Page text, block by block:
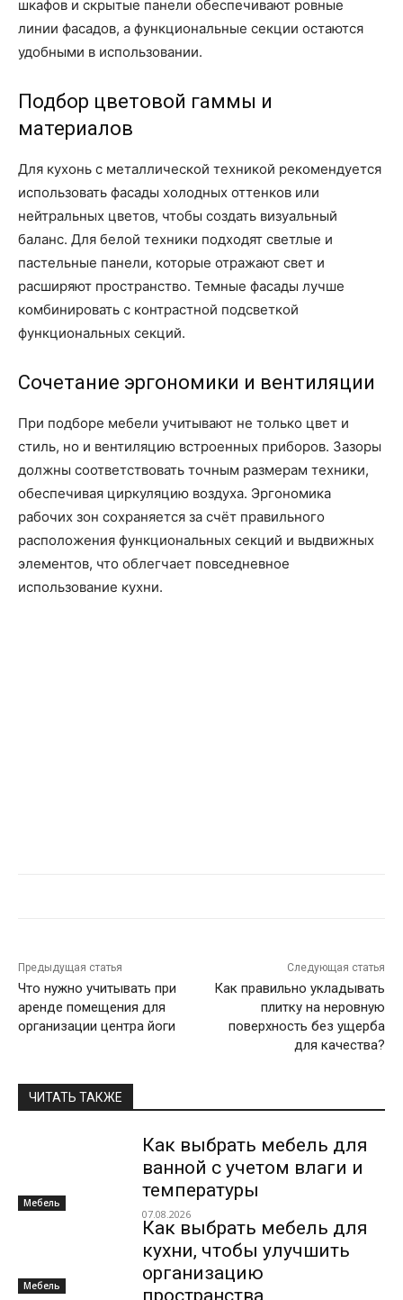
шкафов и скрытые панели обеспечивают ровные
линии фасадов, а функциональные секции остаются
удобными в использовании.
Подбор цветовой гаммы и
материалов
Для кухонь с металлической техникой рекомендуется
использовать фасады холодных оттенков или
нейтральных цветов, чтобы создать визуальный
баланс. Для белой техники подходят светлые и
пастельные панели, которые отражают свет и
расширяют пространство. Темные фасады лучше
комбинировать с контрастной подсветкой
функциональных секций.
Сочетание эргономики и вентиляции
При подборе мебели учитывают не только цвет и
стиль, но и вентиляцию встроенных приборов. Зазоры
должны соответствовать точным размерам техники,
обеспечивая циркуляцию воздуха. Эргономика
рабочих зон сохраняется за счёт правильного
расположения функциональных секций и выдвижных
элементов, что облегчает повседневное
использование кухни.
Предыдущая статья
Что нужно учитывать при
аренде помещения для
организации центра йоги
Следующая статья
Как правильно укладывать
плитку на неровную
поверхность без ущерба
для качества?
ЧИТАТЬ ТАКЖЕ
Мебель
Как выбрать мебель для
ванной с учетом влаги и
температуры
07.08.2026
Мебель
Как выбрать мебель для
кухни, чтобы улучшить
организацию
пространства